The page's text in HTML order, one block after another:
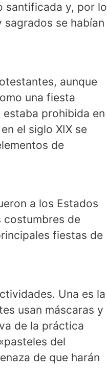
santificada y, por lo
se habían
aunque
una fiesta
prohibida en
el siglo XIX se
de
a los Estados
costumbres de
fiestas de
Una es la
usan máscaras y
de la práctica
del
de que harán